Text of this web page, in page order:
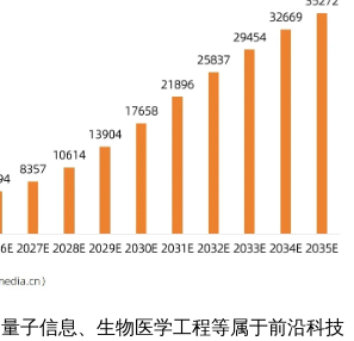
量子信息、生物医学工程等属于前沿科技